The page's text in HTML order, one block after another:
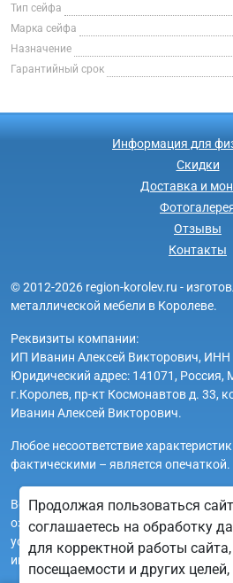
Тип сейфа
Марка сейфа
Назначение
Гарантийный срок
Информация для
Скидки
Доставка и
Отзывы
Контакты
© 2012-2026 region-korolev.ru -
металлической мебели в Королеве.
Реквизиты компании:
ИП Иванин Алексей Викторович, ИНН
Юридический адрес: 141071, Россия,
г.Королев, пр-кт Космонавтов д. 33,
Иванин Алексей Викторович.
Любое несоответствие
фактическими – является опечаткой.
Вся информация на сайте region-
ознакомительный и справочный
условиях не является публичной
информацию можно узнать по
Продолжая пользоваться
соглашаетесь на обработку
для корректной работы
посещаемости и других целей,